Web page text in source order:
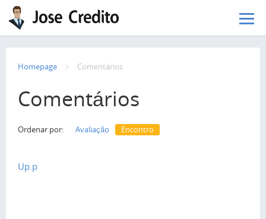
Pular para o conteúdo principal
Homepage Сomentários
Comentários
Ordenar por: Avaliação Encontro
Up.p